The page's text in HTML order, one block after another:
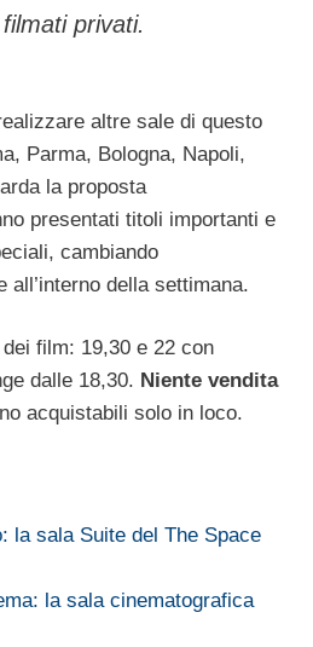
privati.
altre sale di questo
Parma, Bologna, Napoli,
la proposta
presentati titoli importanti e
cambiando
all’interno della settimana.
film: 19,30 e 22 con
dalle 18,30. Niente vendita
acquistabili solo in loco.
la sala Suite del The Space
la sala cinematografica